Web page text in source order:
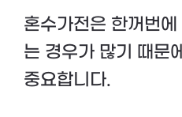
혼수가전은 한꺼번
는 경우가 많기 때문
중요합니다.